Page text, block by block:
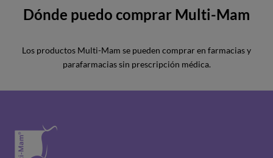
Dónde puedo comprar Multi-Mam
Los productos Multi-Mam se pueden comprar en farmacias y
parafarmacias sin prescripción médica.